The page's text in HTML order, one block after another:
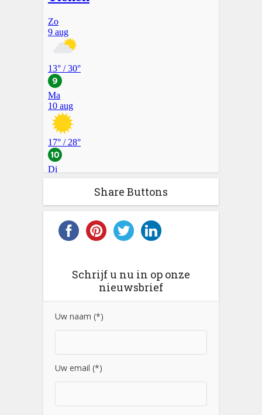
Share Buttons
Schrijf u nu in op onze
nieuwsbrief
Uw naam (*)
Uw email (*)